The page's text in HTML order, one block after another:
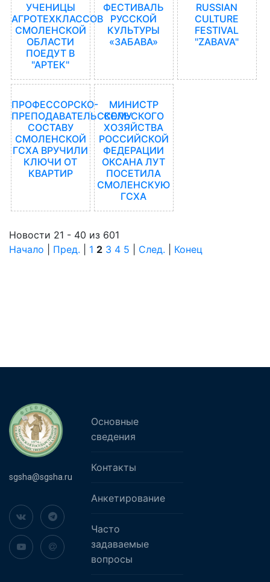
УЧЕНИЦЫ
АГРОТЕХКЛАССОВ
СМОЛЕНСКОЙ
ОБЛАСТИ
ПОЕДУТ В
"АРТЕК"
ФЕСТИВАЛЬ
РУССКОЙ
КУЛЬТУРЫ
«ЗАБАВА»
RUSSIAN
CULTURE
FESTIVAL
"ZABAVA"
ПРОФЕССОРСКО-
ПРЕПОДАВАТЕЛЬСКОМУ
СОСТАВУ
СМОЛЕНСКОЙ
ГСХА ВРУЧИЛИ
КЛЮЧИ ОТ
КВАРТИР
МИНИСТР
СЕЛЬСКОГО
ХОЗЯЙСТВА
РОССИЙСКОЙ
ФЕДЕРАЦИИ
ОКСАНА ЛУТ
ПОСЕТИЛА
СМОЛЕНСКУЮ
ГСХА
Новости 21 - 40 из 601
Начало
Пред. 1 2 3 4 5 След. Конец
sgsha@sgsha.ru
Основные
сведения
Контакты
Анкетирование
Часто
задаваемые
вопросы